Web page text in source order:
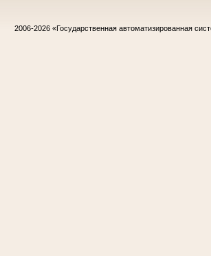
2006-2026 «Государственная автоматизированная